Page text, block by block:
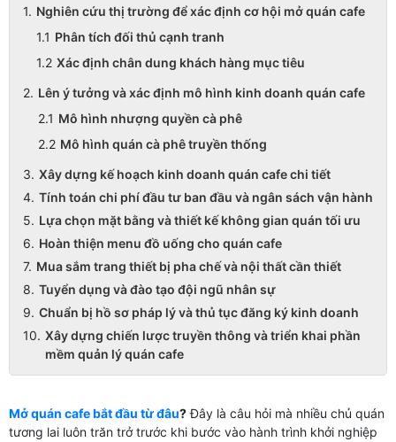
Nghiên cứu thị trường để xác định cơ hội mở quán cafe
Phân tích đối thủ cạnh tranh
Xác định chân dung khách hàng mục tiêu
Lên ý tưởng và xác định mô hình kinh doanh quán cafe
Mô hình nhượng quyền cà phê
Mô hình quán cà phê truyền thống
Xây dựng kế hoạch kinh doanh quán cafe chi tiết
Tính toán chi phí đầu tư ban đầu và ngân sách vận hành
Lựa chọn mặt bằng và thiết kế không gian quán tối ưu
Hoàn thiện menu đồ uống cho quán cafe
Mua sắm trang thiết bị pha chế và nội thất cần thiết
Tuyển dụng và đào tạo đội ngũ nhân sự
Chuẩn bị hồ sơ pháp lý và thủ tục đăng ký kinh doanh
Xây dựng chiến lược truyền thông và triển khai phần
mềm quản lý quán cafe
Mở quán cafe bắt đầu từ đâu?Đây là câu hỏi mà nhiều chủ quán
tương lai luôn trăn trở trước khi bước vào hành trình khởi nghiệp